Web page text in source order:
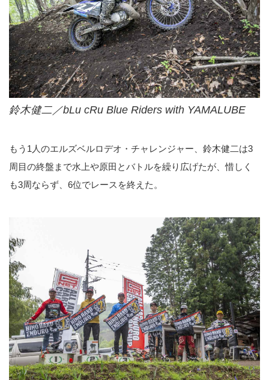
鈴木健二／bLu cRu Blue Riders with YAMALUBE
もう1人のエルズベルロデオ・チャレンジャー、鈴木健二は3
周目の終盤まで水上や原田とバトルを繰り広げたが、惜しく
も3周ならず、6位でレースを終えた。